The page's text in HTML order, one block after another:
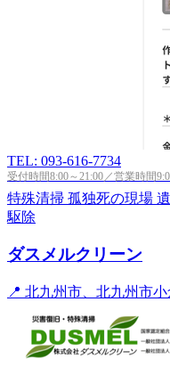
TEL: 093-616-7734
受付時間8:00～21:00／営業時間
特殊清掃 孤独死の現場
駆除
ダスメルクリーン
📍 北九州市、北九州市